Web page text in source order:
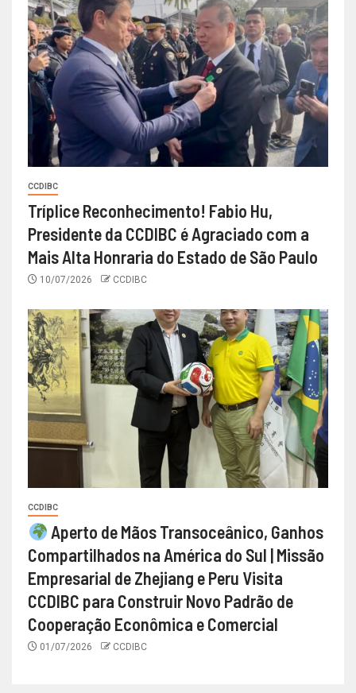
CCDIBC
Tríplice Reconhecimento! Fabio Hu,
Presidente da CCDIBC é Agraciado com a
Mais Alta Honraria do Estado de São Paulo
10/07/2026 CCDIBC
CCDIBC
Aperto de Mãos Transoceânico, Ganhos
Compartilhados na América do Sul | Missão
Empresarial de Zhejiang e Peru Visita
CCDIBC para Construir Novo Padrão de
Cooperação Econômica e Comercial
01/07/2026 CCDIBC